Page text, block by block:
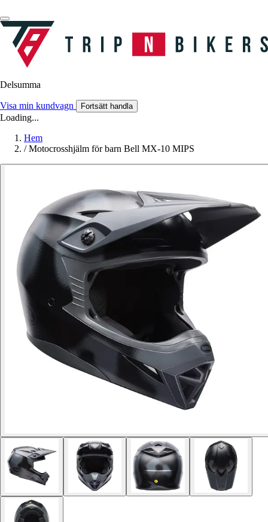
Delsumma
Visa min kundvagn Fortsätt handla
Loading...
Hem
/ Motocrosshjälm för barn Bell MX-10 MIPS